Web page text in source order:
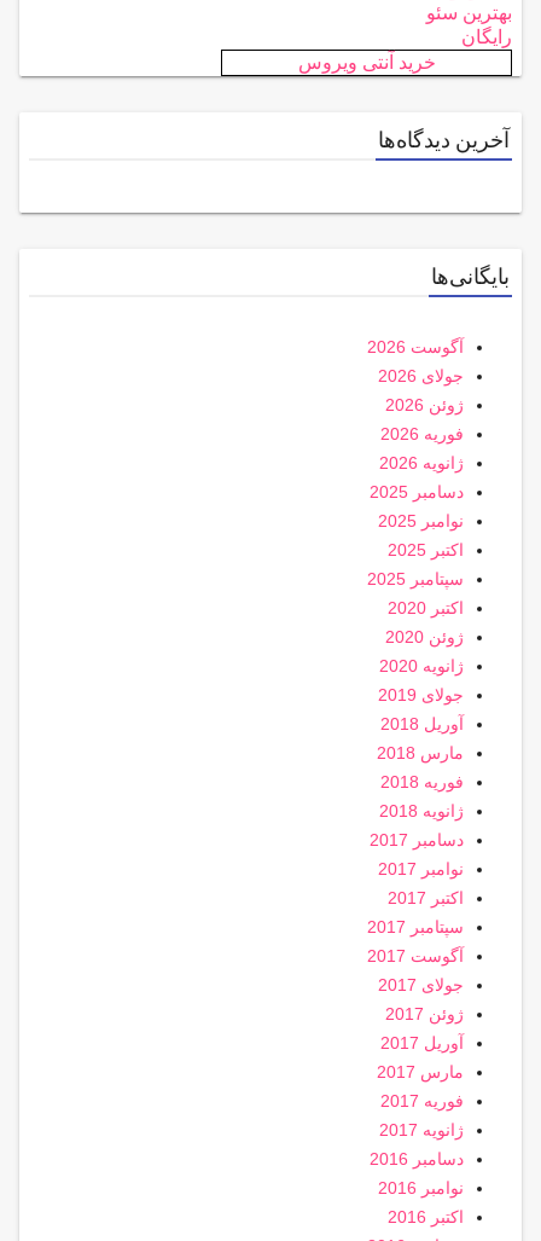
بهترین سئو
رایگان
خرید آنتی ویروس
آخرین دیدگاه‌ها
بایگانی‌ها
آگوست 2026
جولای 2026
ژوئن 2026
فوریه 2026
ژانویه 2026
دسامبر 2025
نوامبر 2025
اکتبر 2025
سپتامبر 2025
اکتبر 2020
ژوئن 2020
ژانویه 2020
جولای 2019
آوریل 2018
مارس 2018
فوریه 2018
ژانویه 2018
دسامبر 2017
نوامبر 2017
اکتبر 2017
سپتامبر 2017
آگوست 2017
جولای 2017
ژوئن 2017
آوریل 2017
مارس 2017
فوریه 2017
ژانویه 2017
دسامبر 2016
نوامبر 2016
اکتبر 2016